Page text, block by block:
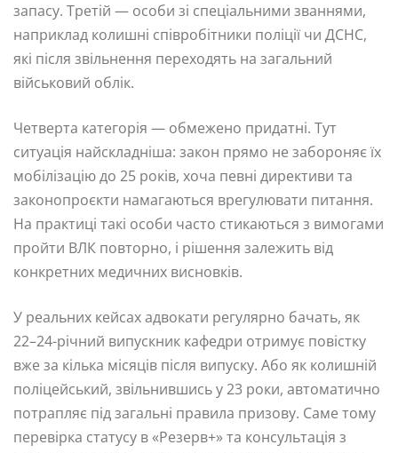
запасу. Третій — особи зі спеціальними званнями,
наприклад колишні співробітники поліції чи ДСНС,
які після звільнення переходять на загальний
військовий облік.
Четверта категорія — обмежено придатні. Тут
ситуація найскладніша: закон прямо не забороняє їх
мобілізацію до 25 років, хоча певні директиви та
законопроєкти намагаються врегулювати питання.
На практиці такі особи часто стикаються з вимогами
пройти ВЛК повторно, і рішення залежить від
конкретних медичних висновків.
У реальних кейсах адвокати регулярно бачать, як
22–24-річний випускник кафедри отримує повістку
вже за кілька місяців після випуску. Або як колишній
поліцейський, звільнившись у 23 роки, автоматично
потрапляє під загальні правила призову. Саме тому
перевірка статусу в «Резерв+» та консультація з